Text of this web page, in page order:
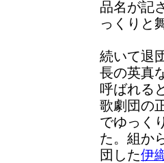
品名が記
っくりと
続いて退
長の英真
呼ばれる
歌劇団の
でゆっく
た。組か
団した伊